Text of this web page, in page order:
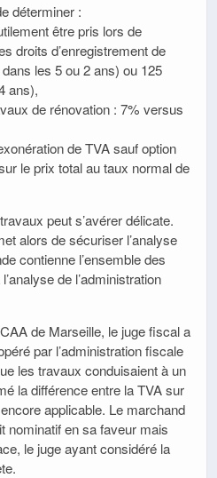
déterminer :
être pris lors de
droits d’enregistrement de
les 5 ou 2 ans) ou 125
ans),
de rénovation : 7% versus
de TVA sauf option
le prix total au taux normal de
peut s’avérer délicate.
alors de sécuriser l’analyse
contienne l’ensemble des
de l’administration
de Marseille, le juge fiscal a
par l’administration fiscale
les travaux conduisaient à un
la différence entre la TVA sur
applicable. Le marchand
nominatif en sa faveur mais
le juge ayant considéré la